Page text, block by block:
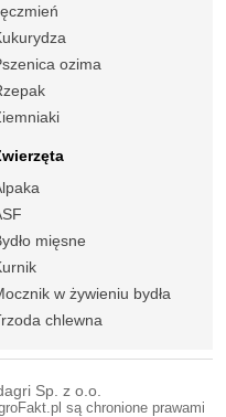
ozima
mięsne
w żywieniu bydła
chlewna
Sp. z o.o.
są chronione prawami